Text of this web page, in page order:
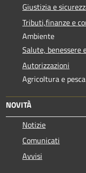
Giustizia e
Tributi,finanze e
Ambiente
Salute, benessere
Autorizzazioni
Agricoltura e pesca
NOVITÀ
Notizie
Comunicati
Avvisi